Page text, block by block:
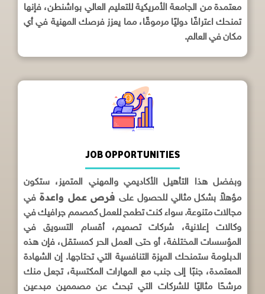
معتمدة من الجامعة الأمريكية للتعليم العالي بواشنطن، فإنها
تمنحك اعترافًا دوليًا مرموقًا، مما يعزز فرصك المهنية في أي
مكان في العالم.
JOB OPPORTUNITIES
وبفضل هذا التأهيل الأكاديمي والمهني المتميز، ستكون
مؤهلاً بشكل مثالي للحصول على فرص عمل واعدة في
مجالات متنوعة. سواء كنت تطمح للعمل كمصمم جرافيك في
وكالات إعلانية، شركات تصميم، أقسام التسويق في
المؤسسات المختلفة، أو حتى العمل الحر كمستقل، فإن هذه
الدبلومة ستمنحك الميزة التنافسية التي تحتاجها. إن الشهادة
المعتمدة، جنبًا إلى جنب مع المهارات المكتسبة، تجعل منك
مرشحًا مثاليًا للشركات التي تبحث عن مصممين مبدعين